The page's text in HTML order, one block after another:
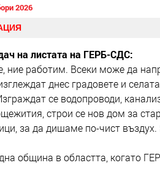
2026
на листата на ГЕРБ-СДС:
ние работим. Всеки може да
днес градовете и
се водопроводи,
строи се нов дом за
за да дишаме по-чист
община в областта, когато